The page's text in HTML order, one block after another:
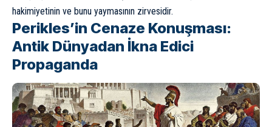
hakimiyetinin ve bunu yaymasının zirvesidir.
Perikles’in Cenaze Konuşması:
Antik Dünyadan İkna Edici
Propaganda